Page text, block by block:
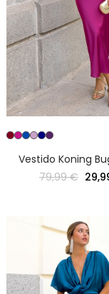
Vestido Koning
79,99 €